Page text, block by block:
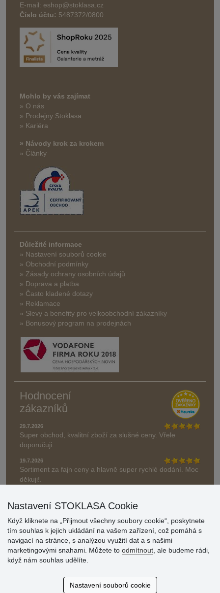
E-mail: eshop@stoklasa.cz
Číslo účtu: 5487372/0800
Mohlo by vás zajímat
» O nás
» Prodejny Stoklasa
» Kariéra
» Návody krok za krokem
» Články
Důležité informace
» Nastavení souborů cookie
» Obchodní podmínky
» Zásady ochrany osobních údajů
» Doprava a platba
» Často kladené dotazy
» Reklamace
» Slevy a benefity pro velkoobchodní zákazníky
» Bonusový program na prodejnách
Hodnocení
zákazníků
29.7.2026
Super obchod, kvalitní zboží za slušné ceny. Vřele
doporučuji.
19.7.2026
Sortiment za fajn ceny a hlavně super rychlé dodání. Moc
děkuji!.
» Aktuálně 19084 recenzí
* Recenze neověřujeme
Nastavení STOKLASA Cookie
Když kliknete na „Přijmout všechny soubory cookie“, poskytnete
tím souhlas k jejich ukládání na vašem zařízení, což pomáhá s
navigací na stránce, s analýzou využití dat a s našimi
marketingovými snahami. Můžete to odmítnout , ale budeme rádi,
když nám souhlas udělíte.
Nastavení souborů cookie